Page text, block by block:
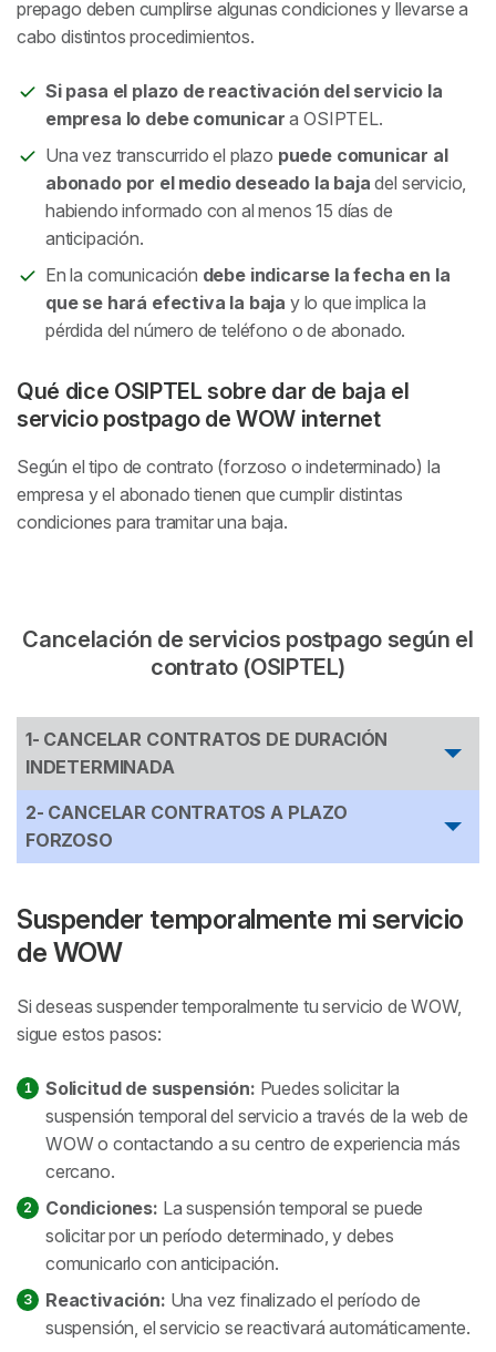
prepago deben cumplirse algunas condiciones y llevarse a
cabo distintos procedimientos.
Si pasa el plazo de reactivación del servicio la
empresa lo debe comunicara OSIPTEL.
Una vez transcurrido el plazo puede comunicar al
abonado por el medio deseado la baja del servicio,
habiendo informado con al menos 15 días de
anticipación.
En la comunicación debe indicarse la fecha en la
que se hará efectiva la baja y lo que implica la
pérdida del número de teléfono o de abonado.
Qué dice OSIPTEL sobre dar de baja el
servicio postpago de WOW internet
Según el tipo de contrato (forzoso o indeterminado) la
empresa y el abonado tienen que cumplir distintas
condiciones para tramitar una baja.
Cancelación de servicios postpago según el
contrato (OSIPTEL)
1- CANCELAR CONTRATOS DE DURACIÓN
INDETERMINADA
Se puede dar de baja el contrato por:
Pordecisión de abonado, comunicándose
mes, sin limitaciones por parte del operador.
El abonado comunica la fecha de terminación
unilateral y anticipada, perosi ha pactado
alguna condición puede sufrir
penalidades.
2- CANCELAR CONTRATOS A PLAZO
FORZOSO
El abonadopodrá darse de baja de forma
Muestra problemas de calidad
documentados por la empresa u OSIPTEL.
la contratación (desfavorables para el cliente).
Sila operadora no instala o activa
servicio.
Si el traslado se mantiene por más de 3
meses.
Cuando la empresa de distribución de
radiodifusión deje de transmitir programación
contratada.
Suspender temporalmente mi servicio
de WOW
Si deseas suspender temporalmente tu servicio de WOW,
sigue estos pasos:
Solicitud de suspensión: Puedes solicitar la
suspensión temporal del servicio a través de la web de
WOW o contactando a su centro de experiencia más
cercano.
Condiciones: La suspensión temporal se puede
solicitar por un período determinado, y debes
comunicarlo con anticipación.
Reactivación: Una vez finalizado el período de
suspensión, el servicio se reactivará automáticamente.